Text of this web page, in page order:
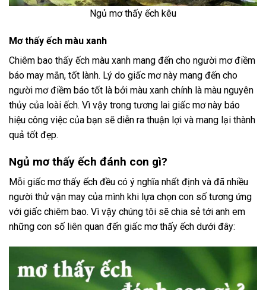
Ngủ mơ thấy ếch kêu
Mơ thấy ếch màu xanh
Chiêm bao thấy ếch màu xanh mang đến cho người mơ điềm
báo may mắn, tốt lành. Lý do giấc mơ này mang đến cho
người mơ điềm báo tốt là bởi màu xanh chính là màu nguyên
thủy của loài ếch. Vì vậy trong tương lai giấc mơ này báo
hiệu công việc của bạn sẽ diễn ra thuận lợi và mang lại thành
quả tốt đẹp.
Ngủ mơ thấy ếch đánh con gì?
Mỗi giấc mơ thấy ếch đều có ý nghĩa nhất định và đã nhiều
người thử vận may của mình khi lựa chọn con số tương ứng
với giấc chiêm bao. Vì vậy chúng tôi sẽ chia sẻ tới anh em
những con số liên quan đến giấc mơ thấy ếch dưới đây: